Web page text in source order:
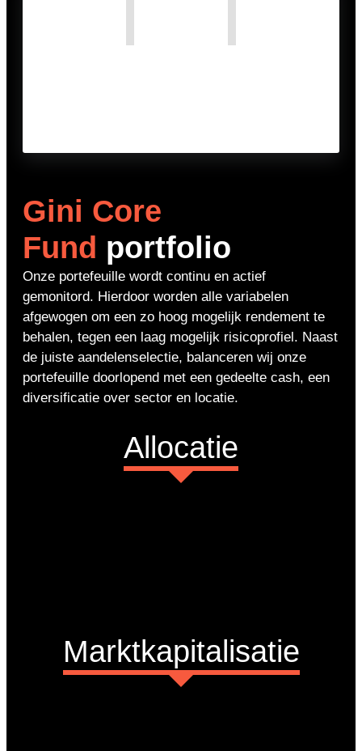
Gini Core
Fund portfolio
Onze portefeuille wordt continu en actief
gemonitord. Hierdoor worden alle variabelen
afgewogen om een zo hoog mogelijk rendement te
behalen, tegen een laag mogelijk risicoprofiel. Naast
de juiste aandelenselectie, balanceren wij onze
portefeuille doorlopend met een gedeelte cash, een
diversificatie over sector en locatie.
Allocatie
Marktkapitalisatie